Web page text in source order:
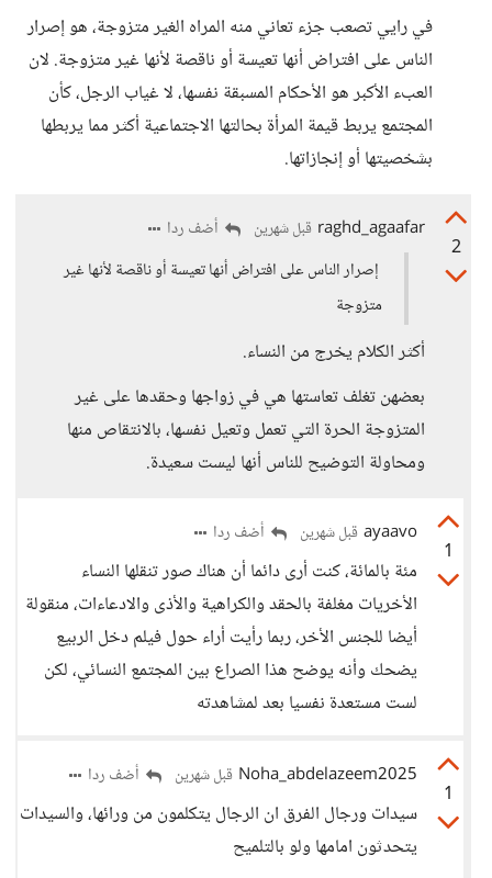
في رايي تصعب جزء تعاني منه المراه الغير متزوجة، هو إصرار
الناس على افتراض أنها تعيسة أو ناقصة لأنها غير متزوجة. لان
العبء الأكبر هو الأحكام المسبقة نفسها، لا غياب الرجل، كأن
المجتمع يربط قيمة المرأة بحالتها الاجتماعية أكثر مما يربطها
بشخصيتها أو إنجازاتها.
2
raghd_agaafar قبل شهرين
أضف ردا
إصرار الناس على افتراض أنها تعيسة أو ناقصة لأنها غير
متزوجة
أكثر الكلام يخرج من النساء.
بعضهن تغلف تعاستها هي في زواجها وحقدها على غير
المتزوجة الحرة التي تعمل وتعيل نفسها، بالانتقاص منها
ومحاولة التوضيح للناس أنها ليست سعيدة.
1
ayaavo قبل شهرين أضف ردا
مئة بالمائة، كنت أرى دائما أن هناك صور تنقلها النساء
الأخريات مغلفة بالحقد والكراهية والأذى والادعاءات، منقولة
أيضا للجنس الأخر، ربما رأيت أراء حول فيلم دخل الربيع
يضحك وأنه يوضح هذا الصراع بين المجتمع النسائي، لكن
لست مستعدة نفسيا بعد لمشاهدته
1
Noha_abdelazeem2025 قبل شهرين أضف ردا
سيدات ورجال الفرق ان الرجال يتكلمون من ورائها، والسيدات
يتحدثون امامها ولو بالتلميح